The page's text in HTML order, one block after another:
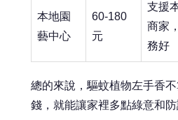
本地園
藝中心
60-180
元
支援
商家
務好
總的來說，驅蚊植物左手香
錢，就能讓家裡多點綠意和防